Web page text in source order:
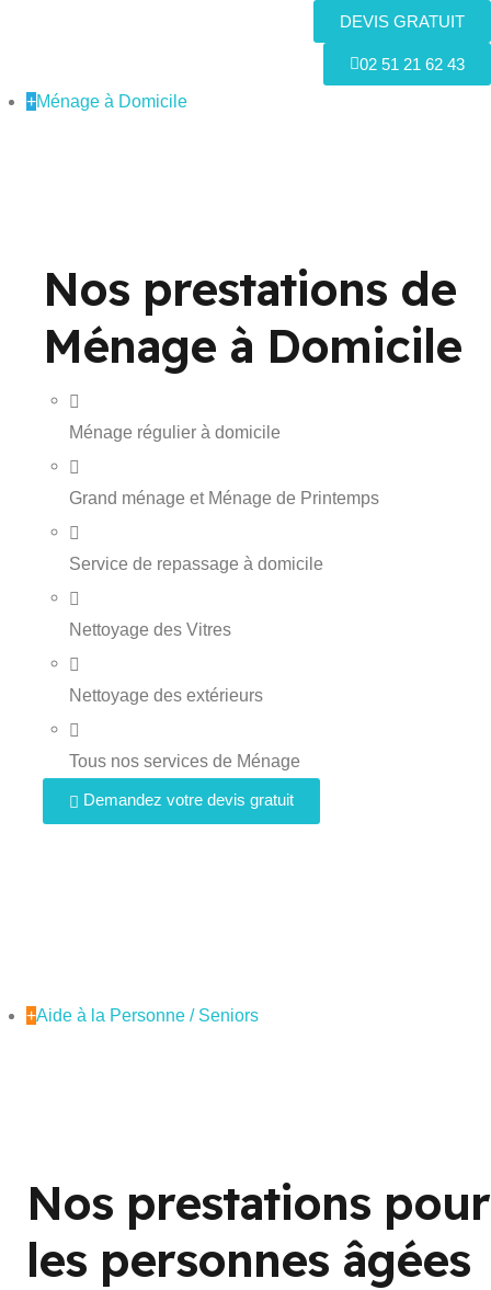
DEVIS GRATUIT
02 51 21 62 43
+Ménage à Domicile
Nos prestations de
Ménage à Domicile
Ménage régulier à domicile
Grand ménage et Ménage de Printemps
Service de repassage à domicile
Nettoyage des Vitres
Nettoyage des extérieurs
Tous nos services de Ménage
Demandez votre devis gratuit
+Aide à la Personne / Seniors
Nos prestations pour
les personnes âgées